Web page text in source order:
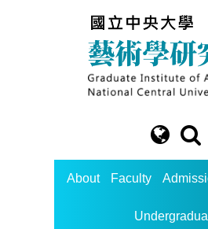
About Faculty